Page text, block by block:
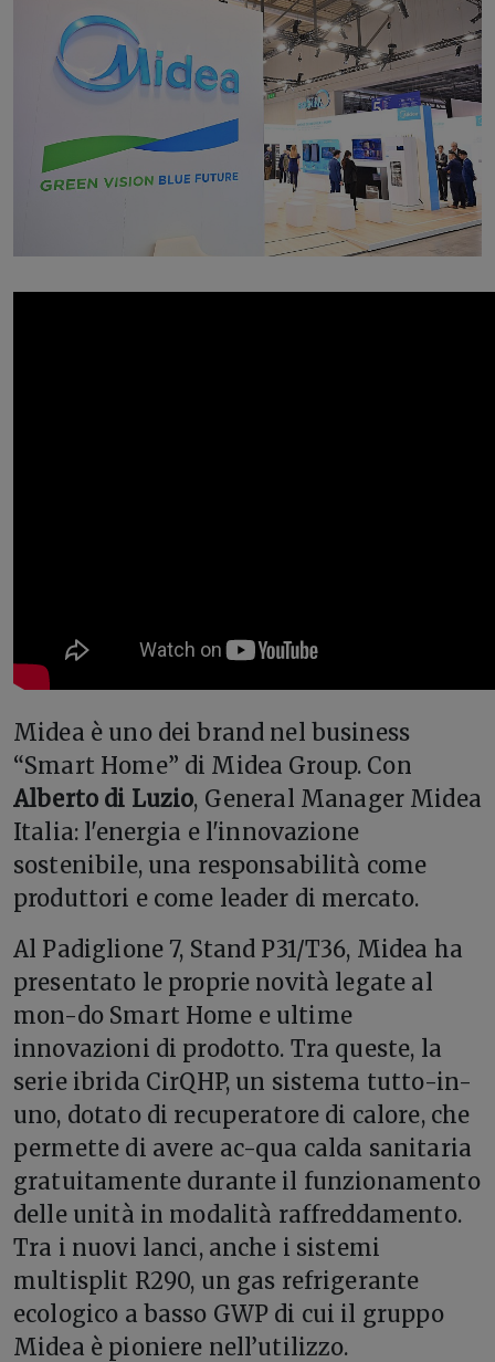
Midea è uno dei brand nel business
“Smart Home” di Midea Group. Con
Alberto di Luzio, General Manager Midea
Italia: l'energia e l'innovazione
sostenibile, una responsabilità come
produttori e come leader di mercato.
Al Padiglione 7, Stand P31/T36, Midea ha
presentato le proprie novità legate al
mon-do Smart Home e ultime
innovazioni di prodotto. Tra queste, la
serie ibrida CirQHP, un sistema tutto-in-
uno, dotato di recuperatore di calore, che
permette di avere ac-qua calda sanitaria
gratuitamente durante il funzionamento
delle unità in modalità raffreddamento.
Tra i nuovi lanci, anche i sistemi
multisplit R290, un gas refrigerante
ecologico a basso GWP di cui il gruppo
Midea è pioniere nell’utilizzo.